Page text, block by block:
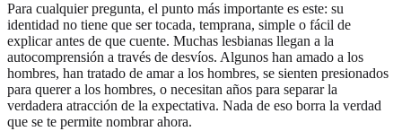
Para cualquier pregunta, el punto más importante es este: su
identidad no tiene que ser tocada, temprana, simple o fácil de
explicar antes de que cuente. Muchas lesbianas llegan a la
autocomprensión a través de desvíos. Algunos han amado a los
hombres, han tratado de amar a los hombres, se sienten presionados
para querer a los hombres, o necesitan años para separar la
verdadera atracción de la expectativa. Nada de eso borra la verdad
que se te permite nombrar ahora.